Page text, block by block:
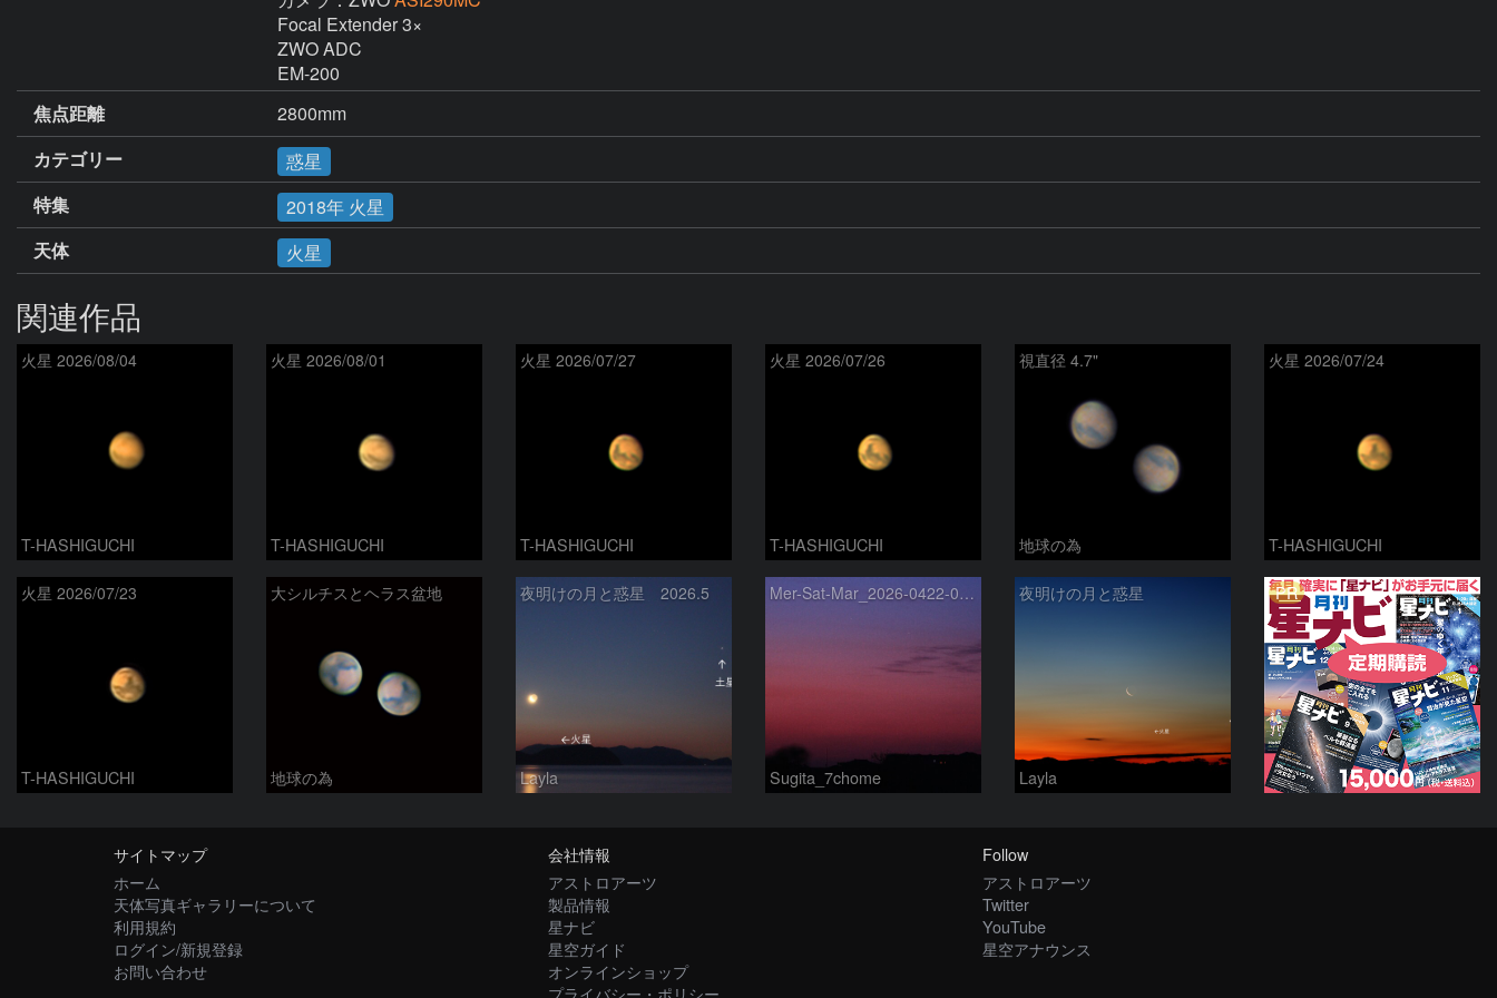
Focal Extender 3×
ZWO ADC
EM-200
焦点距離
2800mm
カテゴリー
惑星
特集
2018年 火星
天体
火星
関連作品
火星 2026/08/04
T-HASHIGUCHI
火星 2026/08/01
T-HASHIGUCHI
火星 2026/07/27
T-HASHIGUCHI
火星 2026/07/26
T-HASHIGUCHI
視直径 4.7"
地球の為
火星 2026/07/24
T-HASHIGUCHI
火星 2026/07/23
T-HASHIGUCHI
大シルチスとヘラス盆地
地球の為
夜明けの月と惑星 2026.5
Layla
Mer-Sat-Mar_2026-0422-0430
Sugita_7chome
夜明けの月と惑星
Layla
PR
サイトマップ
ホーム
天体写真ギャラリーについて
利用規約
ログイン/新規登録
お問い合わせ
会社情報
アストロアーツ
製品情報
星ナビ
星空ガイド
オンラインショップ
プライバシー・ポリシー
Follow
アストロアーツ
Twitter
YouTube
星空アナウンス